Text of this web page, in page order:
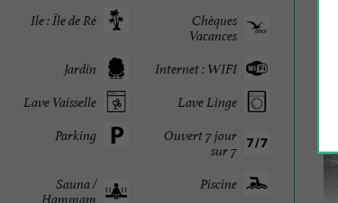
Chèques
Vacances
Ile : Île de Ré
Internet : WIFI
Jardin
Lave Linge
Lave Vaisselle
Ouvert 7 jour
sur 7
Parking
Piscine
Sauna /
Hammam